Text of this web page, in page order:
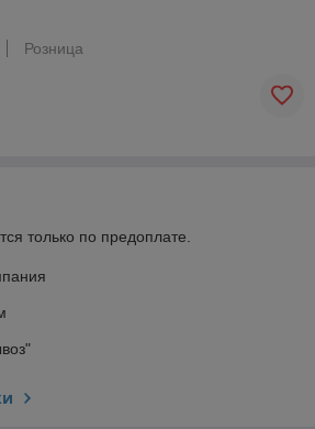
Розница
только по предоплате.